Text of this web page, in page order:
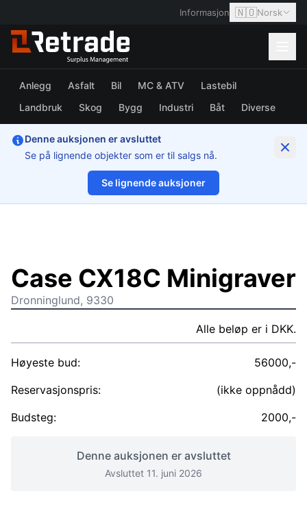
Informasjon 🇳🇴Norsk
Anlegg Asfalt Bil MC & ATV
Lastebil
Landbruk
Skog Bygg Industri Båt Diverse
Denne auksjonen er avsluttet
Se på lignende objekter som er til salgs nå.
Se lignende auksjoner
1/42
Case CX18C Minigraver
Dronninglund, 9330
Alle beløp er i DKK.
Høyeste bud:
56000,-
Reservasjonspris:
(ikke oppnådd)
Budsteg:
2000,-
Denne auksjonen er avsluttet
Avsluttet 11. juni 2026